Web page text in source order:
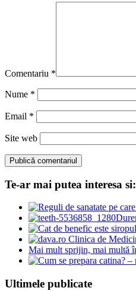
Comentariu *
Nume *
Email *
Site web
Te-ar mai putea interesa si:
Mai mult sprijin, mai multă
Ultimele publicate